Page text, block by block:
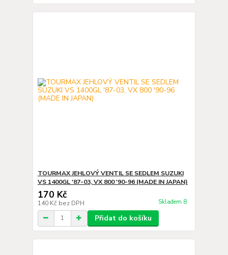
TOURMAX JEHLOVÝ VENTIL SE SEDLEM SUZUKI
VS 1400GL '87-03, VX 800 '90-96 (MADE IN JAPAN)
170 Kč
140 Kč bez DPH Skladem 8
Přidat do košíku